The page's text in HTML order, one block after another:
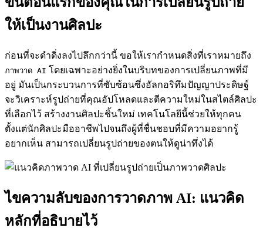
ให้เป็นงานศิลปะ
ก่อนที่จะดำดิ่งลงไปลึกกว่านี้ ขอให้เรากำหนดสิ่งที่เราหมายถึง
ภาพวาด AI โดยเฉพาะอย่างยิ่งในบริบทของการเปลี่ยนภาพที่มี
อยู่ มันเป็นกระบวนการที่ซับซ้อนซึ่งอัลกอริทึมปัญญาประดิษฐ์
จะวิเคราะห์รูปถ่ายที่คุณอัปโหลดและตีความใหม่ในสไตล์ศิลปะ
ที่เลือกไว้ สร้างงานศิลปะชิ้นใหม่ เทคโนโลยีนี้ช่วยให้ทุกคน
ตั้งแต่นักศิลปะมืออาชีพไปจนถึงผู้ที่ชื่นชอบที่มีความอยากรู้
อยากเห็น สามารถเปลี่ยนรูปถ่ายของตนให้ดูน่าทึ่งได้
ไขความลับของการวาดภาพ AI: แนวคิด
หลักที่อธิบายไว้